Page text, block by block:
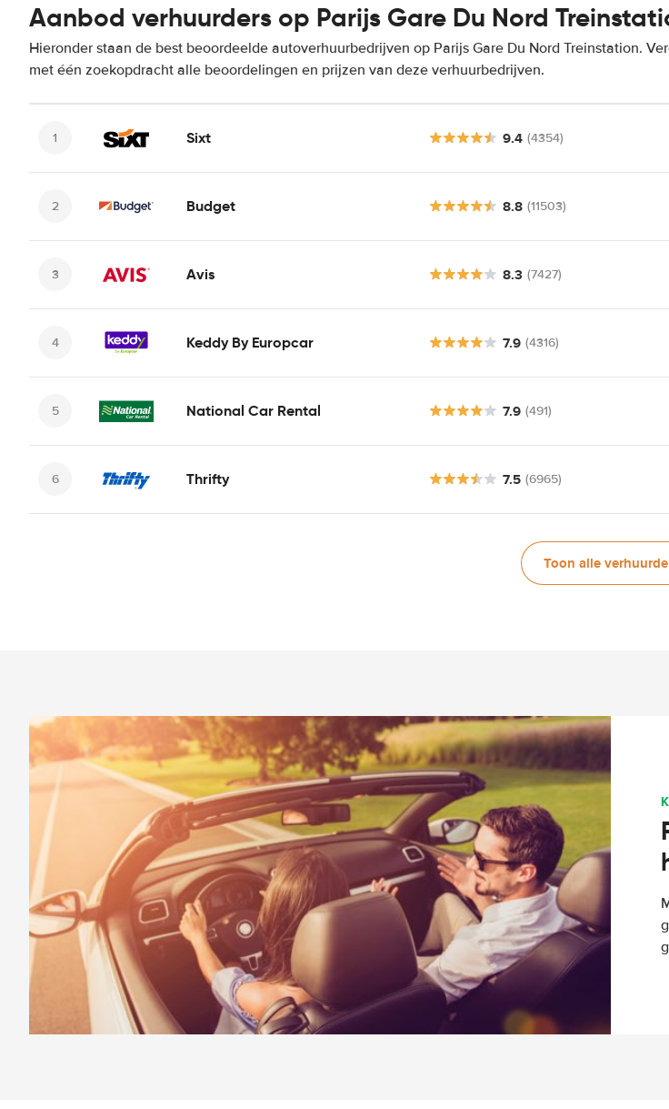
Aanbod verhuurders op Parijs Gare Du Nord
Hieronder staan de best beoordeelde autoverhuurbedrijven op Parijs Gare Du Nord Treinstation.
met één zoekopdracht alle beoordelingen en prijzen van deze verhuurbedrijven.
Sixt 9.4 (4354)
Budget 8.8 (11503)
Avis 8.3 (7427)
Keddy By Europcar 7.9 (4316)
National Car Rental 7.9 (491)
Thrifty 7.5 (6965)
Toon alle